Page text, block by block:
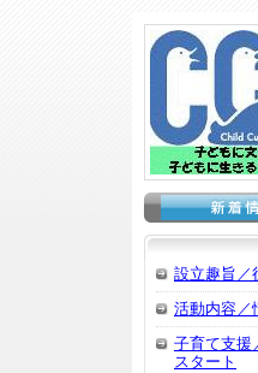
設立趣旨／
活動内容／
子育て支援
スタート